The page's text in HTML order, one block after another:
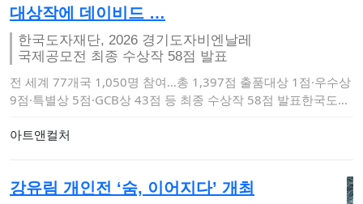
대상작에 데이비드 …
한국도자재단, 2026 경기도자비엔날레
국제공모전 최종 수상작 58점 발표
전 세계 77개국 1,050명 참여…총 1,397점 출품대상 1점·우수상
9점·특별상 5점·GCB상 43점 등 최종 수상작 58점 발표한국도자
아트앤컬처
강유림 개인전 ‘숨, 이어지다’ 개최